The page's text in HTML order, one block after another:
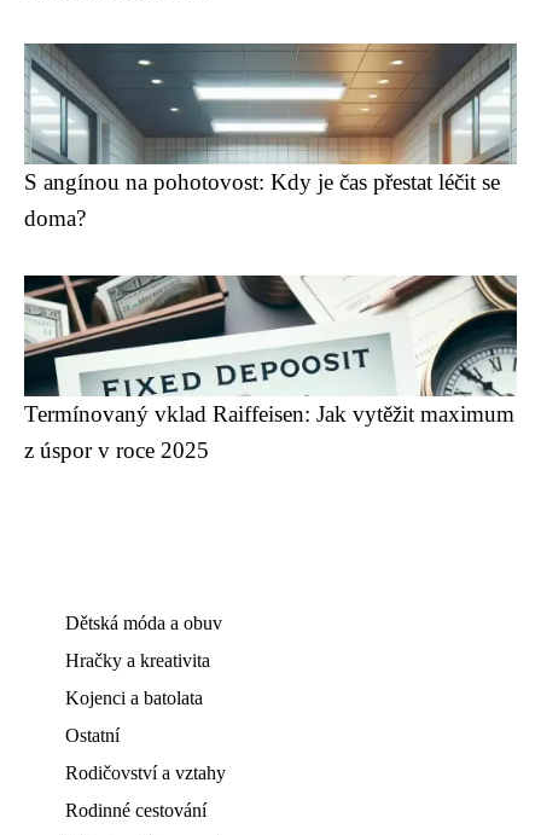
S angínou na pohotovost: Kdy je čas přestat léčit se
doma?
Termínovaný vklad Raiffeisen: Jak vytěžit maximum
z úspor v roce 2025
Dětská móda a obuv
Hračky a kreativita
Kojenci a batolata
Ostatní
Rodičovství a vztahy
Rodinné cestování